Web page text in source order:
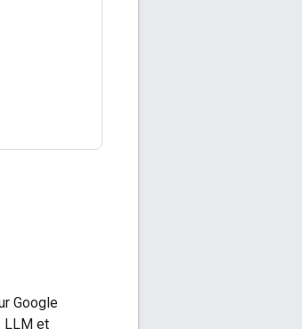
Google
LLM et